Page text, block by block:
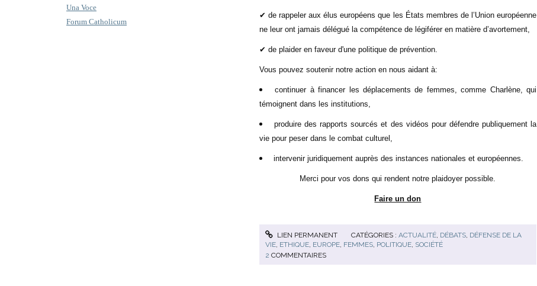
Una Voce
Forum Catholicum
✔ de rappeler aux élus européens que les États membres de l’Union européenne
ne leur ont jamais délégué la compétence de légiférer en matière d’avortement,
✔ de plaider en faveur d'une politique de prévention.
Vous pouvez soutenir notre action en nous aidant à:
continuer à financer les déplacements de femmes, comme Charlène, qui
témoignent dans les institutions,
produire des rapports sourcés et des vidéos pour défendre publiquement la
vie pour peser dans le combat culturel,
intervenir juridiquement auprès des instances nationales et européennes.
Merci pour vos dons qui rendent notre plaidoyer possible.
Faire un don
LIEN PERMANENT CATÉGORIES :ACTUALITÉ, DÉBATS, DÉFENSE DE LA
VIE, ETHIQUE, EUROPE, FEMMES, POLITIQUE, SOCIÉTÉ
2 COMMENTAIRES